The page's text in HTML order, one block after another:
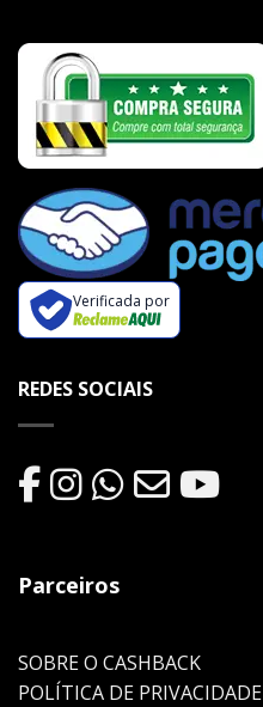
Verificada por
REDES SOCIAIS
Parceiros
SOBRE O CASHBACK
POLÍTICA DE PRIVACIDADE